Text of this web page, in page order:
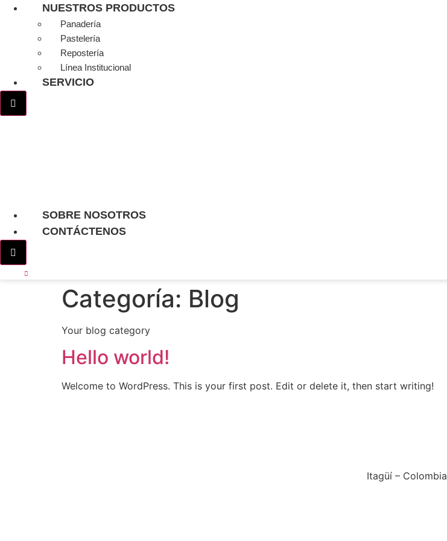
contenido
NUESTROS PRODUCTOS
Panadería
Pastelería
Repostería
Línea Institucional
SERVICIO
Menú conmutador hamburguesa
SOBRE NOSOTROS
CONTÁCTENOS
Menú conmutador hamburguesa
Categoría: Blog
Your blog category
Hello world!
Welcome to WordPress. This is your first post. Edit or delete it, then start writing!
Itagüí – Colombia